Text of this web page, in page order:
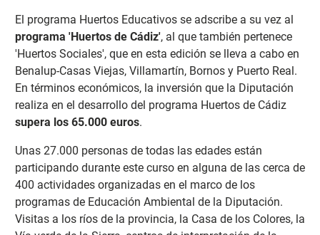
El programa Huertos Educativos se adscribe a su vez al
programa 'Huertos de Cádiz', al que también pertenece
'Huertos Sociales', que en esta edición se lleva a cabo en
Benalup-Casas Viejas, Villamartín, Bornos y Puerto Real.
En términos económicos, la inversión que la Diputación
realiza en el desarrollo del programa Huertos de Cádiz
supera los 65.000 euros.
Unas 27.000 personas de todas las edades están
participando durante este curso en alguna de las cerca de
400 actividades organizadas en el marco de los
programas de Educación Ambiental de la Diputación.
Visitas a los ríos de la provincia, la Casa de los Colores, la